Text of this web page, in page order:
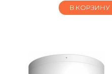
В КОРЗИНУ